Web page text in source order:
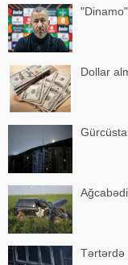
Dollar
Tərtərdə